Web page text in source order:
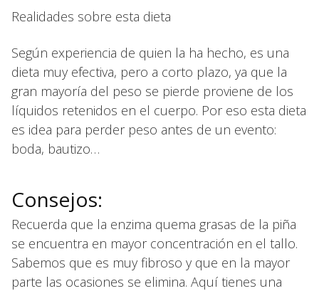
Realidades sobre esta dieta
Según experiencia de quien la ha hecho, es una
dieta muy efectiva, pero a corto plazo, ya que la
gran mayoría del peso se pierde proviene de los
líquidos retenidos en el cuerpo. Por eso esta dieta
es idea para perder peso antes de un evento:
boda, bautizo…
Consejos:
Recuerda que la enzima quema grasas de la piña
se encuentra en mayor concentración en el tallo.
Sabemos que es muy fibroso y que en la mayor
parte las ocasiones se elimina. Aquí tienes una